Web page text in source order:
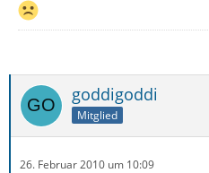
goddigoddi
Mitglied
26. Februar 2010 um 10:09